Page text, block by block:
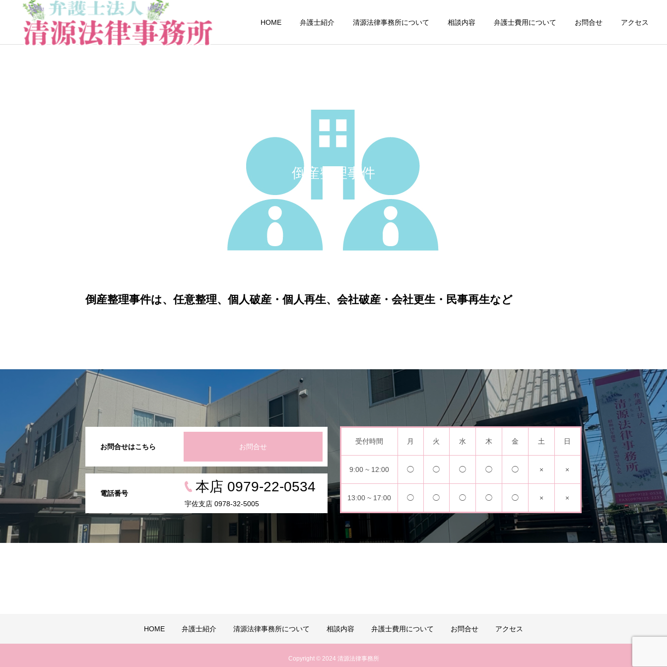
HOME 弁護士紹介 清源法律事務所について 相談内容 弁護士費用について お問合せ アクセス
医療、介護問題 企業法務
倒産整理事件
倒産整理事件は、任意整理、個人破産・個人再生、会社破産・会社更生・民事再生など
お問合せはこちら お問合せ
電話番号 本店 0979-22-0534
宇佐支店 0978-32-5005
受付時間 月 火 水 木 金 土 日
9:00 ~ 12:00 ◯ ◯ ◯ ◯ ◯ × ×
13:00 ~ 17:00 ◯ ◯ ◯ ◯ ◯ × ×
HOME 弁護士紹介 清源法律事務所について 相談内容 弁護士費用について お問合せ アクセス
Copyright © 2024 清源法律事務所